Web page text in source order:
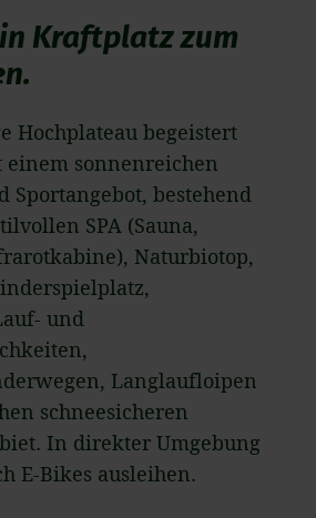
Kraftplatz zum
Hochplateau begeistert
sonnenreichen
Sportangebot, bestehend
SPA (Sauna,
Naturbiotop,
und
Langlaufloipen
schneesicheren
In direkter Umgebung
E-Bikes ausleihen.